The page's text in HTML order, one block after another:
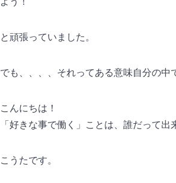
と頑張っていました。
でも、、、、それってある意味自分の中
こんにちは！
「好きな事で働く」ことは、誰だって
こうたです。